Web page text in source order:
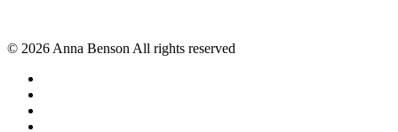
© 2026 Anna Benson All rights reserved